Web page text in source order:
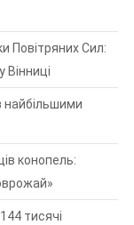
Повітряних Сил:
найбільшими
конопель:
тисячі